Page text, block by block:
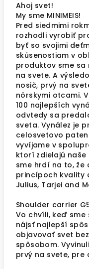
Ahoj svet!
My sme MINIMEIS!
Pred siedmimi
rozhodli vyrobiť
byť so svojimi
skúsenostiam v
produktov sme
na svete. A
nosič, prvý na
nórskymi otcami.
100 najlepších
odvtedy sa
sveta. Vynález je
celosvetovo
vyvíjame v
ktorí zdielajú
sme hrdí na to, že
princípoch kvality
Julius, Tarjei and
Shoulder carrier
Vo chvíli, keď sme
nájsť najlepší
objavovať svet
spôsobom.
prvý na svete, pre